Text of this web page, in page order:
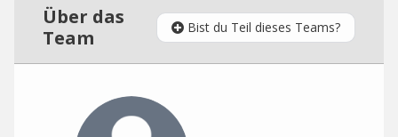
Über das
Team
Bist du Teil dieses Teams?